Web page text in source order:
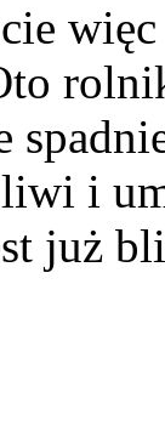
i
już